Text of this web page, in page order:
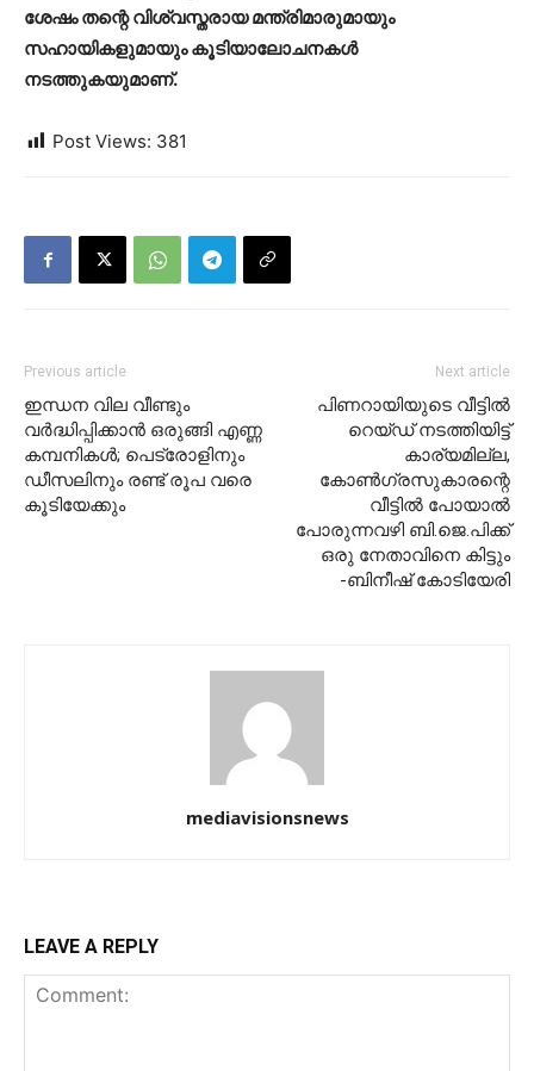
ശേഷം തന്റെ വിശ്വസ്തരായ മന്ത്രിമാരുമായും
സഹായികളുമായും കൂടിയാലോചനകൾ
നടത്തുകയുമാണ്.
Post Views: 381
Previous article
ഇന്ധന വില വീണ്ടും
വർദ്ധിപ്പിക്കാൻ ഒരുങ്ങി എണ്ണ
കമ്പനികൾ; പെട്രോളിനും
ഡീസലിനും രണ്ട് രൂപ വരെ
കൂടിയേക്കും
Next article
പിണറായിയുടെ വീട്ടിൽ
റെയ്‌ഡ്‌ നടത്തിയിട്ട്
കാര്യമില്ല,
കോൺഗ്രസുകാരന്റെ
വീട്ടിൽ പോയാൽ
പോരുന്നവഴി ബി.ജെ.പിക്ക്
ഒരു നേതാവിനെ കിട്ടും
-ബിനീഷ് കോടിയേരി
mediavisionsnews
LEAVE A REPLY